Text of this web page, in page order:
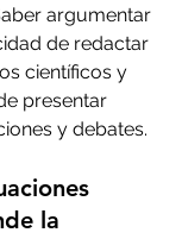
argumentar
de redactar
científicos y
presentar
y debates.
la